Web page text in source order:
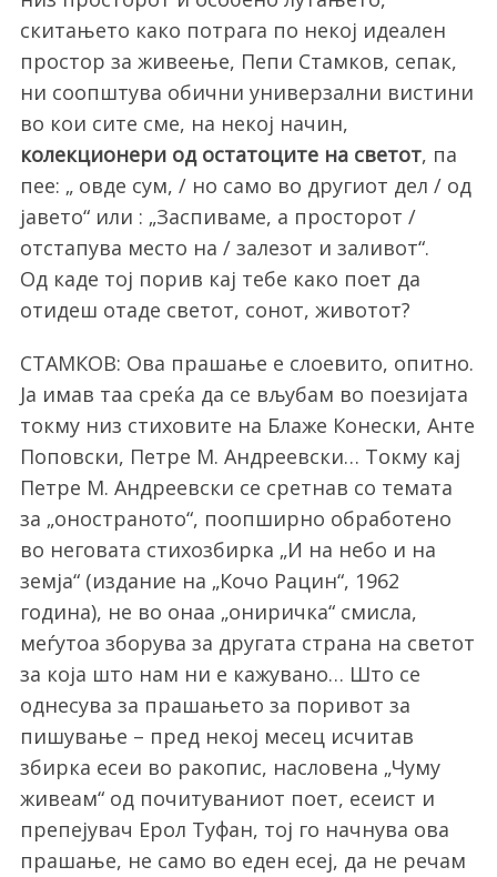
скитањето како потрага по некој идеален
простор за живеење, Пепи Стамков, сепак,
ни соопштува обични универзални вистини
во кои сите сме, на некој начин,
колекционери од остатоците на светот, па
пее: „ овде сум, / но само во другиот дел / од
јавето“ или : „Заспиваме, а просторот /
отстапува место на / залезот и заливот“.
Од каде тој порив кај тебе како поет да
отидеш отаде светот, сонот, животот?
СТАМКОВ: Ова прашање е слоевито, опитно.
Ја имав таа среќа да се вљубам во поезијата
токму низ стиховите на Блаже Конески, Анте
Поповски, Петре М. Андреевски… Токму кај
Петре М. Андреевски се сретнав со темата
за „оностраното“, поопширно обработено
во неговата стихозбирка „И на небо и на
земја“ (издание на „Кочо Рацин“, 1962
година), не во онаа „ониричка“ смисла,
меѓутоа зборува за другата страна на светот
за која што нам ни е кажувано… Што се
однесува за прашањето за поривот за
пишување – пред некој месец исчитав
збирка есеи во ракопис, насловена „Чуму
живеам“ од почитуваниот поет, есеист и
препејувач Ерол Туфан, тој го начнува ова
прашање, не само во еден есеј, да не речам